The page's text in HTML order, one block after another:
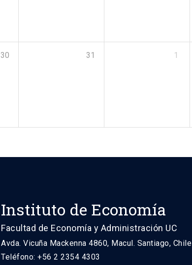
30 31 1
Instituto de Economía
Facultad de Economía y Administración UC
Avda. Vicuña Mackenna 4860, Macul. Santiago, Chile
Teléfono: +56 2 2354 4303